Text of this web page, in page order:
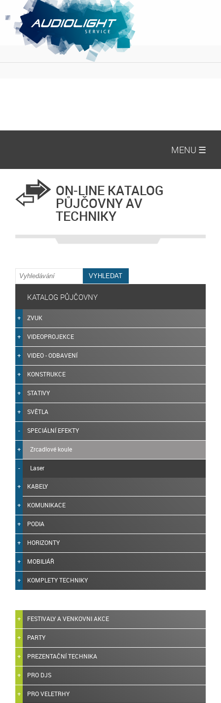
MENU ☰
ON-LINE KATALOG
PŮJČOVNY AV
TECHNIKY
KATALOG PŮJČOVNY
ZVUK
VIDEOPROJEKCE
VIDEO - ODBAVENÍ
KONSTRUKCE
STATIVY
SVĚTLA
SPECIÁLNÍ EFEKTY
Zrcadlové koule
Laser
KABELY
KOMUNIKACE
PODIA
HORIZONTY
MOBILIÁŘ
KOMPLETY TECHNIKY
FESTIVALY A VENKOVNI AKCE
PARTY
PREZENTAČNÍ TECHNIKA
PRO DJS
PRO VELETRHY